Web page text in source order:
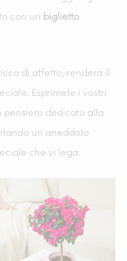
con un biglietto
di affetto, renderà il
Esprimete i vostri
pensiero dedicato alla
un aneddoto
che vi lega.